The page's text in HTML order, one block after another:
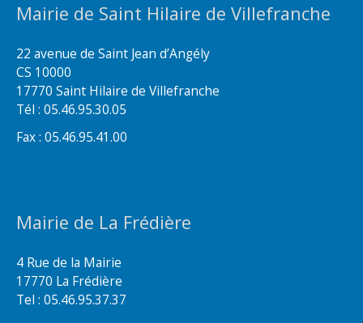
Mairie de Saint Hilaire de Villefranche
22 avenue de Saint Jean d’Angély
CS 10000
17770 Saint Hilaire de Villefranche
Tél : 05.46.95.30.05
Fax : 05.46.95.41.00
Mairie de La Frédière
4 Rue de la Mairie
17770 La Frédière
Tel : 05.46.95.37.37